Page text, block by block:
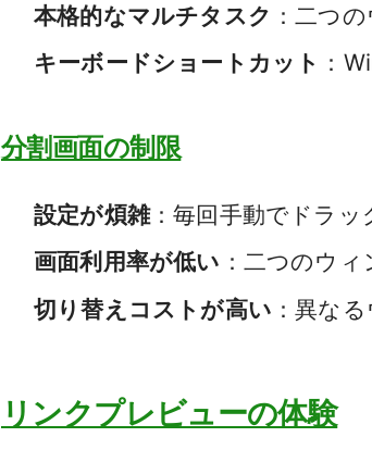
本格的なマルチタスク ：二つ
キーボードショートカット ：
分割画面の制限
設定が煩雑：毎回手動でドラッ
画面利用率が低い ：二つのウ
切り替えコストが高い ：異な
リンクプレビューの体験